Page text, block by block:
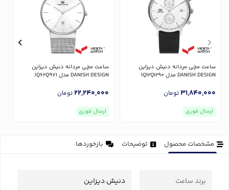
ساعت مچی مردانه دنیش دیزاین
DANISH DESIGN مدل IQ12Q1290
31,840,000تومان
ارسال فوری
ساعت مچی مردانه دنیش دیزاین
DANISH DESIGN مدل IQ62Q971
22,240,000تومان
ارسال فوری
مشخصات محصول توضیحات بازخوردها
برند ساعت دنیش دیزاین